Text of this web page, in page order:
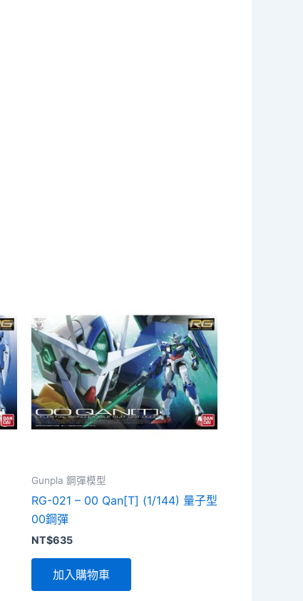
Gunpla 鋼彈模型
RG-021 – 00 Qan[T] (1/144) 量子型
00鋼彈
NT$635
加入購物車